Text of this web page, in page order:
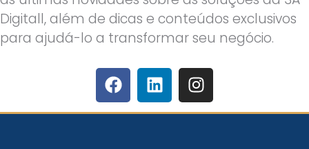
Digitall, além de dicas e conteúdos exclusivos
para ajudá-lo a transformar seu negócio.